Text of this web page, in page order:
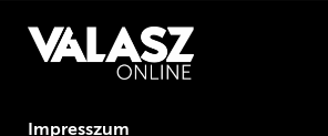
Impresszum